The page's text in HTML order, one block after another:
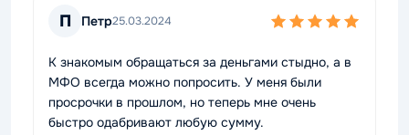
П Петр25.03.2024
К знакомым обращаться за деньгами стыдно, а в
МФО всегда можно попросить. У меня были
просрочки в прошлом, но теперь мне очень
быстро одабривают любую сумму.